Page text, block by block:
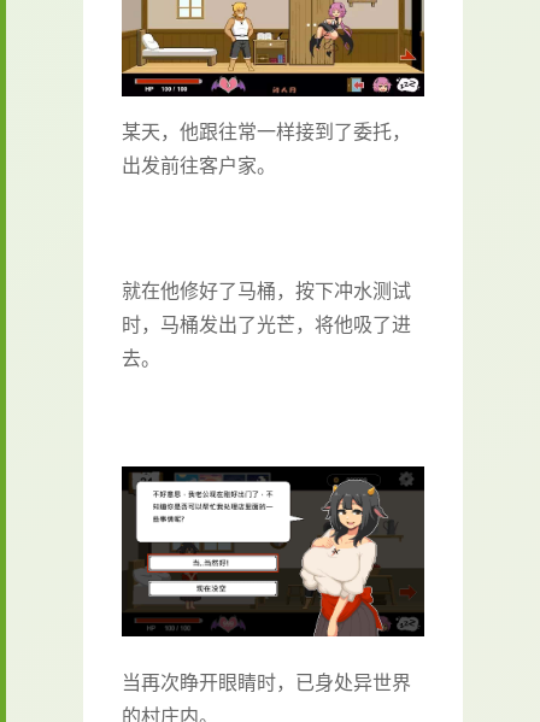
某天，他跟往常一样接到了委托，
出发前往客户家。
就在他修好了马桶，按下冲水测试
时，马桶发出了光芒，将他吸了进
去。
当再次睁开眼睛时，已身处异世界
的村庄内。